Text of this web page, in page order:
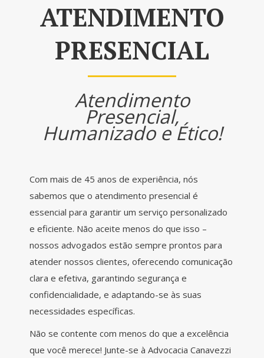
ATENDIMENTO
PRESENCIAL
Atendimento
Presencial,
Humanizado e Ético!
Com mais de 45 anos de experiência, nós
sabemos que o atendimento presencial é
essencial para garantir um serviço personalizado
e eficiente. Não aceite menos do que isso –
nossos advogados estão sempre prontos para
atender nossos clientes, oferecendo comunicação
clara e efetiva, garantindo segurança e
confidencialidade, e adaptando-se às suas
necessidades específicas.
Não se contente com menos do que a excelência
que você merece! Junte-se à Advocacia Canavezzi